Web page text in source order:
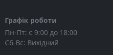
Графік роботи
Пн-Пт: с 9:00 до 18:00
Сб-Вс: Вихідний